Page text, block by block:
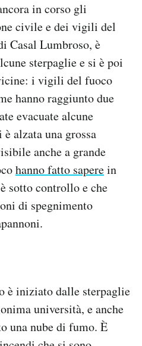
in corso gli
civile e dei vigili del
Casal Lumbroso, è
sterpaglie e si è poi
i vigili del fuoco
hanno raggiunto due
evacuate alcune
alzata una grossa
anche a grande
hanno fatto saperein
sotto controllo e che
di spegnimento
è iniziato dalle sterpaglie
università, e anche
una nube di fumo. È